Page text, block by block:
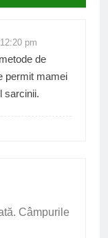
pm
de
permit mamei
sarcinii.
Câmpurile